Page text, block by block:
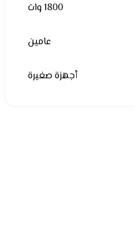
1800 وات
عامين
أجهزة صغيرة